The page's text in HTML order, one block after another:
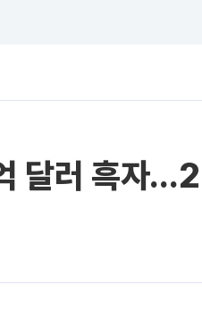
달러 흑자